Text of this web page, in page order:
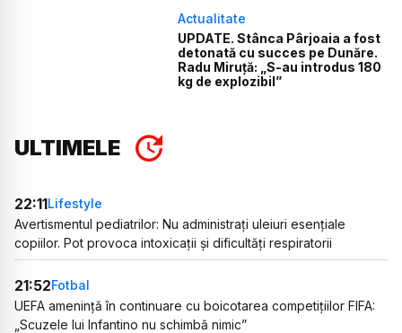
Actualitate
UPDATE. Stânca Pârjoaia a fost
detonată cu succes pe Dunăre.
Radu Miruță: „S-au introdus 180
kg de explozibil”
ULTIMELE
22:11Lifestyle
Avertismentul pediatrilor: Nu administrați uleiuri esențiale
copiilor. Pot provoca intoxicații și dificultăți respiratorii
21:52Fotbal
UEFA amenință în continuare cu boicotarea competițiilor FIFA:
„Scuzele lui Infantino nu schimbă nimic”